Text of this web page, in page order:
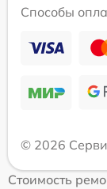
Способы
© 2026
Стоимость